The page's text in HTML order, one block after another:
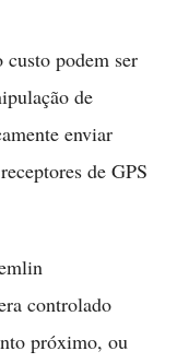
podem ser
de
enviar
de GPS
controlado
próximo, ou